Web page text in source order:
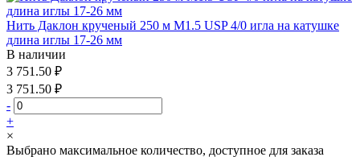
Нить Даклон крученый 250 м М1.5 USP 4/0 игла на катушке
длина иглы 17-26 мм
В наличии
3 751.50 ₽
3 751.50 ₽
-
+
×
Выбрано максимальное количество, доступное для заказа